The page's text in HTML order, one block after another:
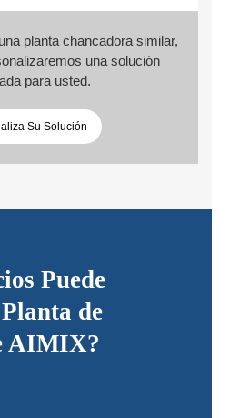
planta chancadora similar,
una solución
para usted.
Su Solución
Puede
de
AIMIX?